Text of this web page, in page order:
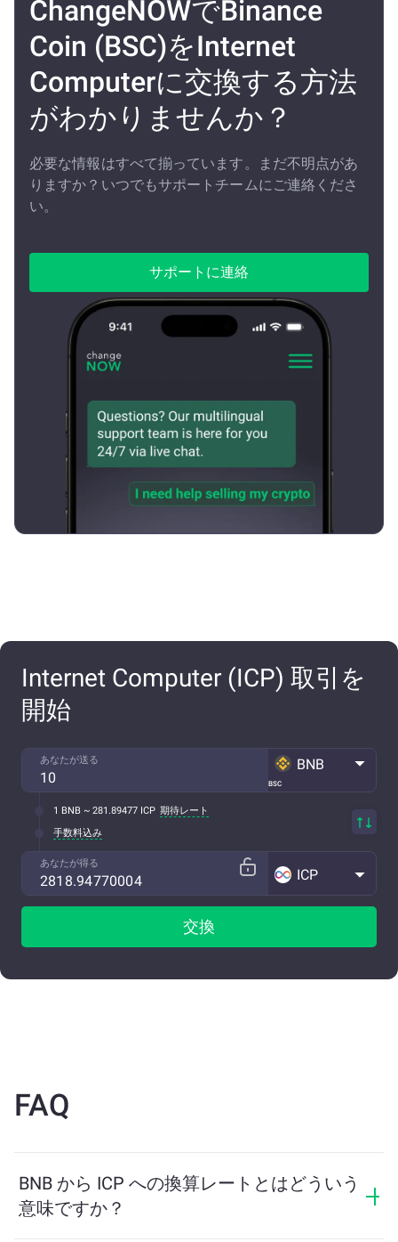
ChangeNOWでBinance
Coin (BSC)をInternet
Computerに交換する方法
がわかりませんか？
必要な情報はすべて揃っています。まだ不明点があ
りますか？いつでもサポートチームにご連絡くださ
い。
サポートに連絡
Internet Computer (ICP) 取引を
開始
あなたが送る
BSC
BNB
1 BNB ~ 281.89477 ICP 期待レート
手数料込み
あなたが得る
ICP
交換
FAQ
BNB から ICP への換算レートとはどういう
意味ですか？